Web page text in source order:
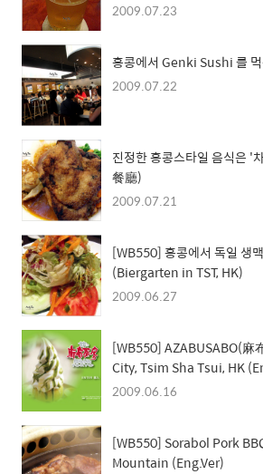
2009.07.23
홍콩에서 Genki Sushi 를
2009.07.22
진정한 홍콩스타일 음식은 '
餐廳)
2009.07.21
[WB550] 홍콩에서 독일 생
(Biergarten in TST, HK)
2009.06.27
[WB550] AZABUSABO(
City, Tsim Sha Tsui, HK
2009.06.16
[WB550] Sorabol Pork
Mountain (Eng.Ver)